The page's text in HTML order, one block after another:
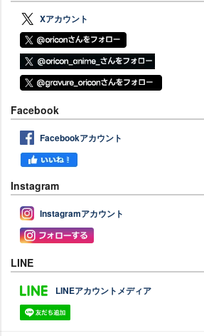
Xアカウント
Facebook
Facebookアカウント
Instagram
Instagramアカウント
LINE
LINEアカウントメディア